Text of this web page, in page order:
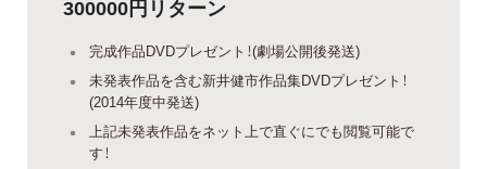
300000円リターン
完成作品DVDプレゼント！(劇場公開後発送)
未発表作品を含む新井健市作品集DVDプレゼント！
(2014年度中発送)
上記未発表作品をネット上で直ぐにでも閲覧可能で
す！